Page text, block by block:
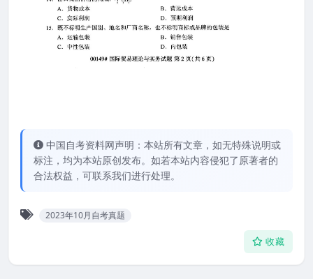
中国自考资料网声明：本站所有文章，如无特殊说明或
标注，均为本站原创发布。如若本站内容侵犯了原著者的
合法权益，可联系我们进行处理。
2023年10月自考真题
收藏